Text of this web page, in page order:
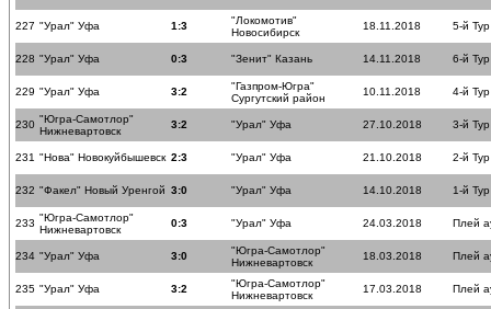
227 "Урал" Уфа 1:3
"Локомотив"
Новосибирск
18.11.2018 5-й Тур
228 "Урал" Уфа 0:3 "Зенит" Казань 14.11.2018 6-й Тур
229 "Урал" Уфа 3:2
"Газпром-Югра"
Сургутский район
10.11.2018 4-й Тур
230 "Югра-Самотлор"
Нижневартовск
3:2 "Урал" Уфа 27.10.2018 3-й Тур
231 "Нова" Новокуйбышевск 2:3 "Урал" Уфа 21.10.2018 2-й Тур
232 "Факел" Новый Уренгой 3:0 "Урал" Уфа 14.10.2018 1-й Тур
233 "Югра-Самотлор"
Нижневартовск
0:3 "Урал" Уфа 24.03.2018 Плей
234 "Урал" Уфа 3:0
"Югра-Самотлор"
Нижневартовск
18.03.2018 Плей
235 "Урал" Уфа 3:2
"Югра-Самотлор"
Нижневартовск
17.03.2018 Плей